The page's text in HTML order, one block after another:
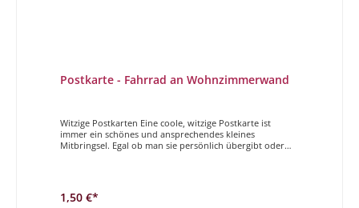
Postkarte - Fahrrad an Wohnzimmerwand
Witzige Postkarten Eine coole, witzige Postkarte ist
immer ein schönes und ansprechendes kleines
Mitbringsel. Egal ob man sie persönlich übergibt oder
Stöbern und auswählen. Riders on the wall
1,50 €*